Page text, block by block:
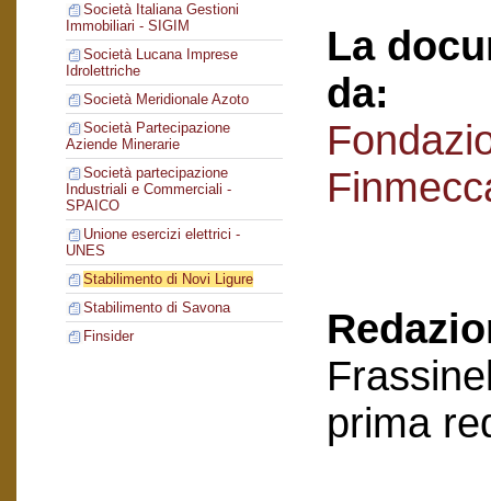
Società Italiana Gestioni
Immobiliari - SIGIM
Società Lucana Imprese
Idrolettriche
Società Meridionale Azoto
Società Partecipazione
Aziende Minerarie
Società partecipazione
Industriali e Commerciali -
SPAICO
Unione esercizi elettrici -
UNES
Stabilimento di Novi Ligure
Stabilimento di Savona
Finsider
La
da:
prima